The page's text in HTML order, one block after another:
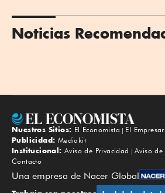
Noticias
Nuestros Sitios: El Economista El
Publicidad: Mediakit
Institucional: Aviso de Privacidad
Aviso de
Contacto
Una empresa de Nacer Global